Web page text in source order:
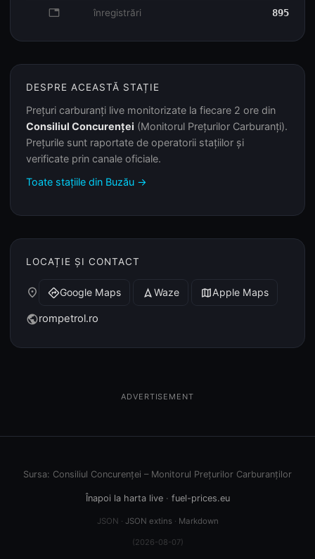
database înregistrări 895
DESPRE ACEASTĂ STAȚIE
Prețuri carburanți live monitorizate la fiecare 2 ore din
Consiliul Concurenței (Monitorul Prețurilor Carburanți).
Prețurile sunt raportate de operatorii stațiilor și
verificate prin canale oficiale.
Toate stațiile din Buzău →
LOCAȚIE ȘI CONTACT
place directionsGoogle Maps navigation Waze mapApple Maps
publicrompetrol.ro
ADVERTISEMENT
Sursa: Consiliul Concurenței – Monitorul Prețurilor Carburanților
Înapoi la harta live· fuel-prices.eu
JSON · JSON extins· Markdown
(2026-08-07)